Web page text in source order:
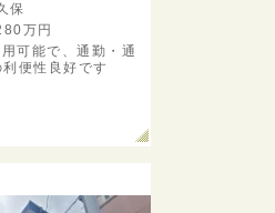
保
万円
可能で、通勤・通
便性良好です